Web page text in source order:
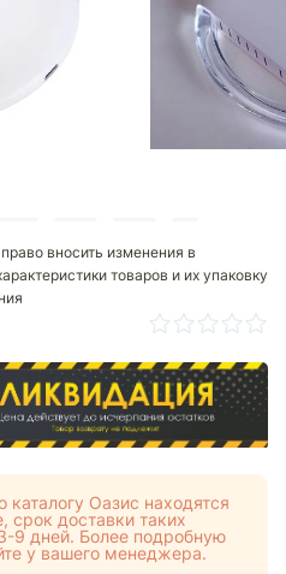
вносить изменения в
товаров и их упаковку
Оазис находятся
срок доставки таких
9 дней. Более подробную
у вашего менеджера.